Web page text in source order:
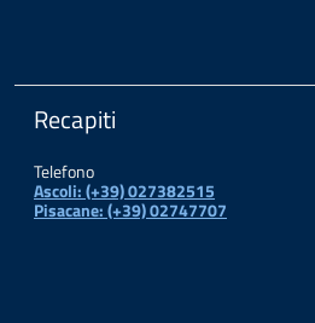
Recapiti
Telefono
Ascoli: (+39) 027382515
Pisacane: (+39) 02747707